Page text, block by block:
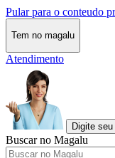
Pular para o conteudo
Tem no magalu
Atendimento
Digite seu
Buscar no Magalu